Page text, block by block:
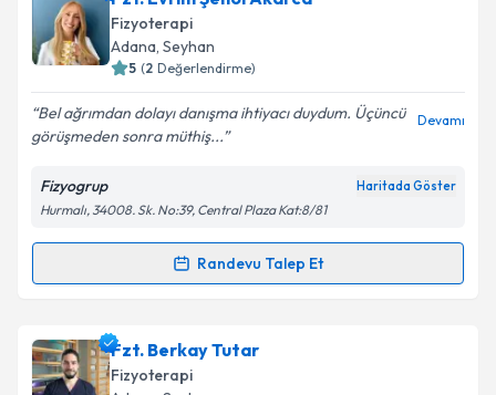
oluşturun. Size bu uzmandan randevu almanız için bir
takvim hazırlandığında e-posta ile bilgilendireceğiz.
Kişisel verilerimin işlenmesine ilişkin
Aydınlatma
Metni'ni okudum ve kişisel verilerimin belirtilen
kapsamda işlenmesini kabul ediyorum.
Fizyoterapi
Adana, Seyhan
5 (2 Değerlendirme)
Bel ağrımdan dolayı danışma ihtiyacı duydum. Üçüncü
görüşmeden sonra müthiş...
Devamı
Fizyogrup Haritada Göster
Hurmalı, 34008. Sk. No:39, Central Plaza Kat:8/81
Randevu Talep Et
Randevu Takvimi Talebi
Fzt. Evrim Şenol Akarca
oluşturun. Size bu uzmandan randevu almanız için bir
Fzt. Berkay Tutar
Fizyoterapi